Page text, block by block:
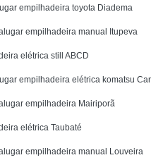
empilhadeira toyota Diadema
empilhadeira manual Itupeva
elétrica still ABCD
empilhadeira elétrica komatsu
empilhadeira Mairiporã
elétrica Taubaté
empilhadeira manual Louveira